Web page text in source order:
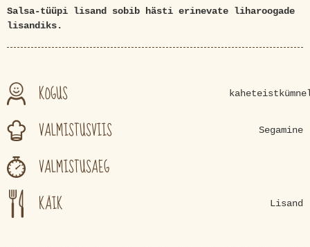
Salsa-tüüpi lisand sobib hästi erinevate liharoogade
lisandiks.
KOGUS
VALMISTUSVIIS Segamine
VALMISTUSAEG
KÄIK
Lisand